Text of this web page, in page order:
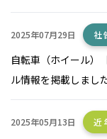
2025年07月29日 社
自転車（ホイール）
ル情報を掲載しました
2025年05月13日 近